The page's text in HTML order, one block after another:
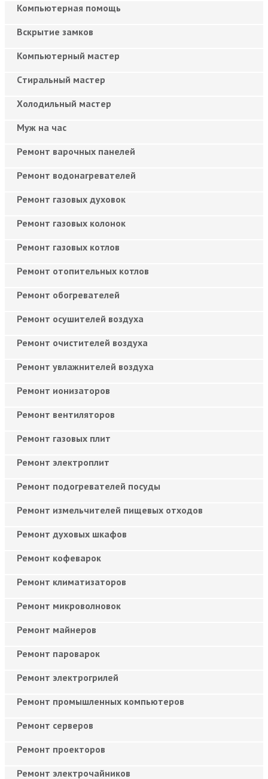
Компьютерная помощь
Вскрытие замков
Компьютерный мастер
Cтиральный мастер
Холодильный мастер
Муж на час
Ремонт варочных панелей
Ремонт водонагревателей
Ремонт газовых духовок
Ремонт газовых колонок
Ремонт газовых котлов
Ремонт отопительных котлов
Ремонт обогревателей
Ремонт осушителей воздуха
Ремонт очистителей воздуха
Ремонт увлажнителей воздуха
Ремонт ионизаторов
Ремонт вентиляторов
Ремонт газовых плит
Ремонт электроплит
Ремонт подогревателей посуды
Ремонт измельчителей пищевых отходов
Ремонт духовых шкафов
Ремонт кофеварок
Ремонт климатизаторов
Ремонт микроволновок
Ремонт майнеров
Ремонт пароварок
Ремонт электрогрилей
Ремонт промышленных компьютеров
Ремонт серверов
Ремонт проекторов
Ремонт электрочайников